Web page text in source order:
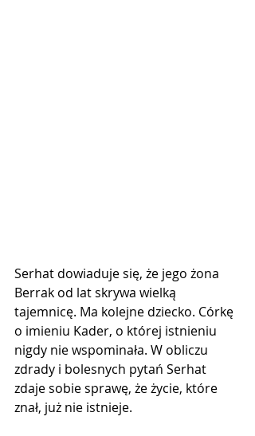
Serhat dowiaduje się, że jego żona
Berrak od lat skrywa wielką
tajemnicę. Ma kolejne dziecko. Córkę
o imieniu Kader, o której istnieniu
nigdy nie wspominała. W obliczu
zdrady i bolesnych pytań Serhat
zdaje sobie sprawę, że życie, które
znał, już nie istnieje.